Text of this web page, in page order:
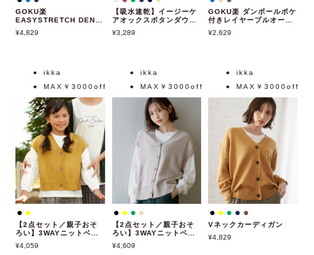
GOKU楽
EASYSTRETCH DENIM
ムパンツ
4,829
【吸水速乾】イージーケ
アオックスボタンダウン
3,289
GOKU楽 ダンボールポケ
付きレイヤープルオーバ
2,629
ikka
MAX￥3000off
【2点セット／親子おそ
ろい】3WAYニットベス
トセット
（120~160cm）
4,059
ikka
MAX￥3000off
【2点セット／親子おそ
ろい】3WAYニットベス
トアンサンブル
4,609
ikka
MAX￥3000off
Vネックカーディガン
4,829